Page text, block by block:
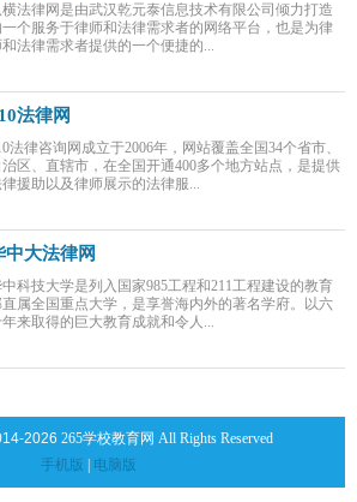
法律网是由武汉乾元泰信息技术有限公司倾力打造
一个服务于律师和法律需求者的网络平台，也是为律
和法律需求者提供的一个便捷的...
法律网
法律咨询网成立于2006年，网站覆盖全国34个省市、
治区、直辖市，在全国开通400多个地方站点，是提供
援助以及律师展示的法律服...
中大法律网
科技大学是列入国家985工程和211工程建设的教育
属全国重点大学，是享誉海内外的著名学府。以六
来取得的巨大教育成就和令人...
2026 265学校教育网 All Rights Reserved
手机版
电脑版